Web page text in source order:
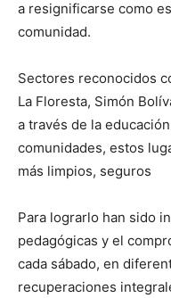
a resignificarse como
comunidad.
Sectores reconocidos
La Floresta, Simón
a través de la
comunidades, estos
más limpios, seguros
Para lograrlo han sido
pedagógicas y el
cada sábado, en
recuperaciones